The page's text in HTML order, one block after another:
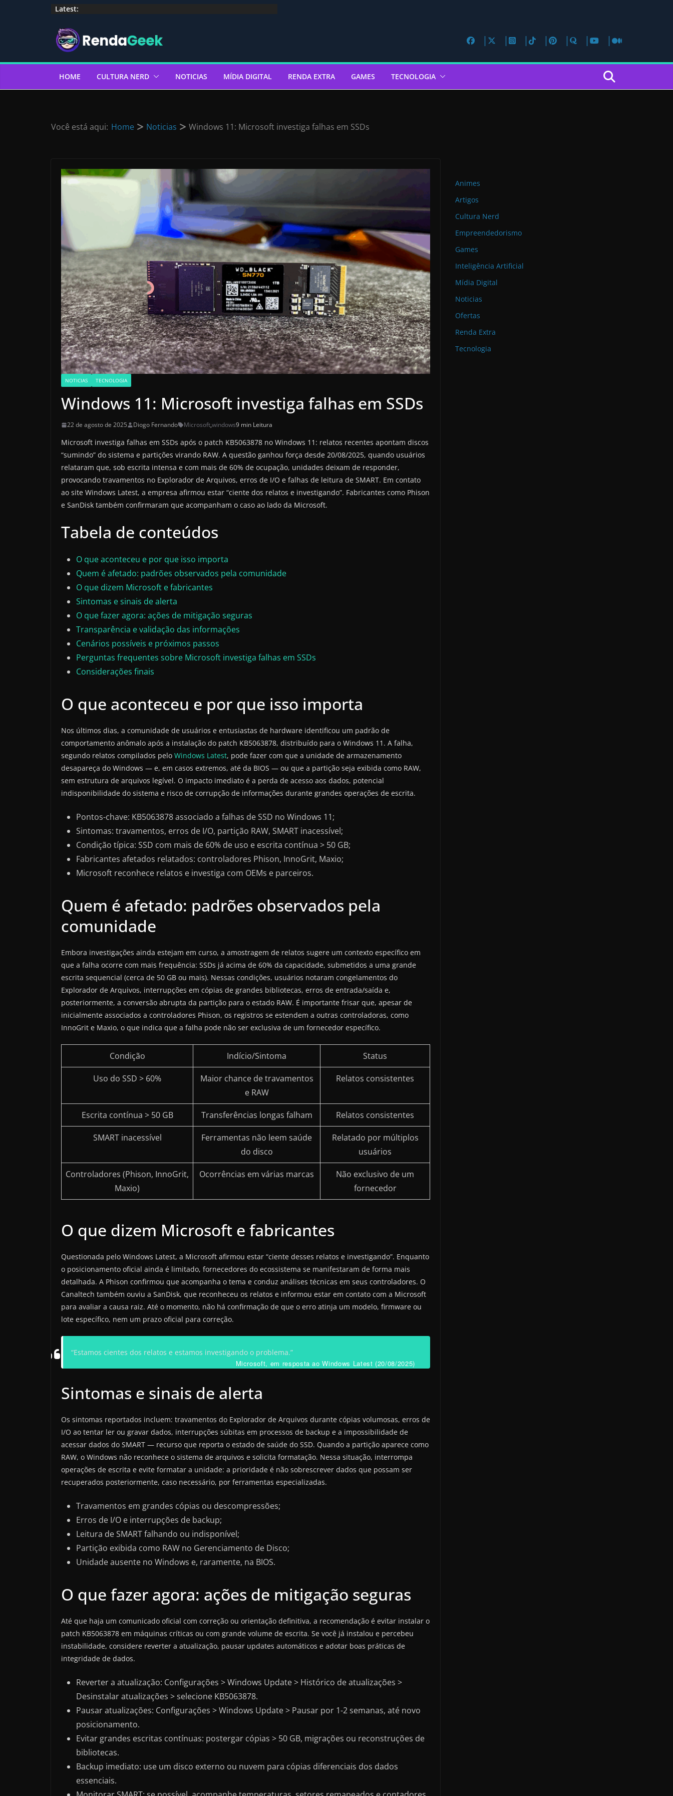
Latest:
HOME CULTURA NERD NOTICIAS MÍDIA DIGITAL RENDA EXTRA GAMES TECNOLOGIA
Você está aqui: Home Noticias Windows 11: Microsoft investiga falhas em SSDs
NOTICIAS TECNOLOGIA
Windows 11: Microsoft investiga falhas em SSDs
22 de agosto de 2025 Diogo Fernando Microsoft,windows9 min Leitura
Microsoft investiga falhas em SSDs após o patch KB5063878 no Windows 11: relatos recentes apontam discos
“sumindo” do sistema e partições virando RAW. A questão ganhou força desde 20/08/2025, quando usuários
relataram que, sob escrita intensa e com mais de 60% de ocupação, unidades deixam de responder,
provocando travamentos no Explorador de Arquivos, erros de I/O e falhas de leitura de SMART. Em contato
ao site Windows Latest, a empresa afirmou estar “ciente dos relatos e investigando”. Fabricantes como Phison
e SanDisk também confirmaram que acompanham o caso ao lado da Microsoft.
Tabela de conteúdos
O que aconteceu e por que isso importa
Quem é afetado: padrões observados pela comunidade
O que dizem Microsoft e fabricantes
Sintomas e sinais de alerta
O que fazer agora: ações de mitigação seguras
Transparência e validação das informações
Cenários possíveis e próximos passos
Perguntas frequentes sobre Microsoft investiga falhas em SSDs
Considerações finais
O que aconteceu e por que isso importa
Nos últimos dias, a comunidade de usuários e entusiastas de hardware identificou um padrão de
comportamento anômalo após a instalação do patch KB5063878, distribuído para o Windows 11. A falha,
segundo relatos compilados pelo Windows Latest, pode fazer com que a unidade de armazenamento
desapareça do Windows — e, em casos extremos, até da BIOS — ou que a partição seja exibida como RAW,
sem estrutura de arquivos legível. O impacto imediato é a perda de acesso aos dados, potencial
indisponibilidade do sistema e risco de corrupção de informações durante grandes operações de escrita.
Pontos-chave: KB5063878 associado a falhas de SSD no Windows 11;
Sintomas: travamentos, erros de I/O, partição RAW, SMART inacessível;
Condição típica: SSD com mais de 60% de uso e escrita contínua > 50 GB;
Fabricantes afetados relatados: controladores Phison, InnoGrit, Maxio;
Microsoft reconhece relatos e investiga com OEMs e parceiros.
Quem é afetado: padrões observados pela
comunidade
Embora investigações ainda estejam em curso, a amostragem de relatos sugere um contexto específico em
que a falha ocorre com mais frequência: SSDs já acima de 60% da capacidade, submetidos a uma grande
escrita sequencial (cerca de 50 GB ou mais). Nessas condições, usuários notaram congelamentos do
Explorador de Arquivos, interrupções em cópias de grandes bibliotecas, erros de entrada/saída e,
posteriormente, a conversão abrupta da partição para o estado RAW. É importante frisar que, apesar de
inicialmente associados a controladores Phison, os registros se estendem a outras controladoras, como
InnoGrit e Maxio, o que indica que a falha pode não ser exclusiva de um fornecedor específico.
Condição Indício/Sintoma Status
Uso do SSD > 60%
Maior chance de travamentos
e RAW
Relatos consistentes
Escrita contínua > 50 GB Transferências longas falham Relatos consistentes
SMART inacessível
Ferramentas não leem saúde
do disco
Relatado por múltiplos
usuários
Controladores (Phison, InnoGrit,
Maxio)
Ocorrências em várias marcas
Não exclusivo de um
fornecedor
O que dizem Microsoft e fabricantes
Questionada pelo Windows Latest, a Microsoft afirmou estar “ciente desses relatos e investigando”. Enquanto
o posicionamento oficial ainda é limitado, fornecedores do ecossistema se manifestaram de forma mais
detalhada. A Phison confirmou que acompanha o tema e conduz análises técnicas em seus controladores. O
Canaltech também ouviu a SanDisk, que reconheceu os relatos e informou estar em contato com a Microsoft
para avaliar a causa raiz. Até o momento, não há confirmação de que o erro atinja um modelo, firmware ou
lote específico, nem um prazo oficial para correção.
“Estamos cientes dos relatos e estamos investigando o problema.”
Microsoft, em resposta ao Windows Latest (20/08/2025)
Sintomas e sinais de alerta
Os sintomas reportados incluem: travamentos do Explorador de Arquivos durante cópias volumosas, erros de
I/O ao tentar ler ou gravar dados, interrupções súbitas em processos de backup e a impossibilidade de
acessar dados do SMART — recurso que reporta o estado de saúde do SSD. Quando a partição aparece como
RAW, o Windows não reconhece o sistema de arquivos e solicita formatação. Nessa situação, interrompa
operações de escrita e evite formatar a unidade: a prioridade é não sobrescrever dados que possam ser
recuperados posteriormente, caso necessário, por ferramentas especializadas.
Travamentos em grandes cópias ou descompressões;
Erros de I/O e interrupções de backup;
Leitura de SMART falhando ou indisponível;
Partição exibida como RAW no Gerenciamento de Disco;
Unidade ausente no Windows e, raramente, na BIOS.
O que fazer agora: ações de mitigação seguras
Até que haja um comunicado oficial com correção ou orientação definitiva, a recomendação é evitar instalar o
patch KB5063878 em máquinas críticas ou com grande volume de escrita. Se você já instalou e percebeu
instabilidade, considere reverter a atualização, pausar updates automáticos e adotar boas práticas de
integridade de dados.
Reverter a atualização: Configurações > Windows Update > Histórico de atualizações >
Desinstalar atualizações > selecione KB5063878.
Pausar atualizações: Configurações > Windows Update > Pausar por 1-2 semanas, até novo
posicionamento.
Evitar grandes escritas contínuas: postergar cópias > 50 GB, migrações ou reconstruções de
bibliotecas.
Backup imediato: use um disco externo ou nuvem para cópias diferenciais dos dados
essenciais.
Animes
Artigos
Cultura Nerd
Empreendedorismo
Games
Inteligência Artificial
Mídia Digital
Noticias
Ofertas
Renda Extra
Tecnologia